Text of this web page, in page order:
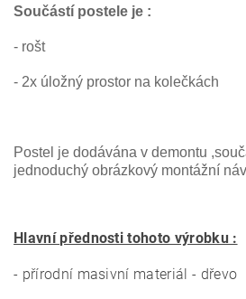
Součástí postele je :
- rošt
- 2x úložný prostor na kolečkách
Postel je dodávána v demontu
jednoduchý obrázkový montážní
Hlavní přednosti tohoto výrobku :
- přírodní masivní materiál - dřevo